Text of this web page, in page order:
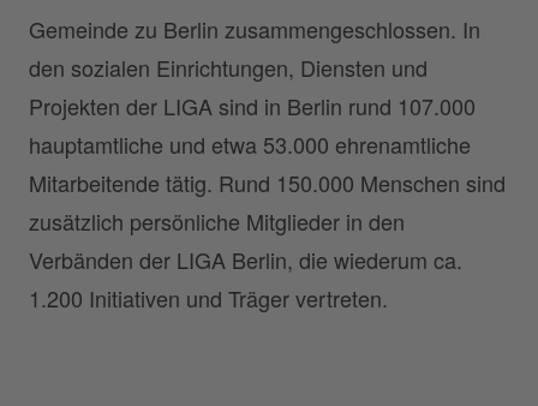
Gemeinde zu Berlin zusammengeschlossen. In
den sozialen Einrichtungen, Diensten und
Projekten der LIGA sind in Berlin rund 107.000
hauptamtliche und etwa 53.000 ehrenamtliche
Mitarbeitende tätig. Rund 150.000 Menschen sind
zusätzlich persönliche Mitglieder in den
Verbänden der LIGA Berlin, die wiederum ca.
1.200 Initiativen und Träger vertreten.